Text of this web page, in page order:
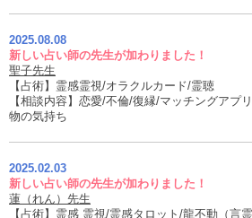
2025.08.08
新しい占い師の先生が加わりました！
聖子先生
【占術】霊感霊視/オラクルカード/霊聴
【相談内容】恋愛/不倫/復縁/マッチングアプ
物の気持ち
2025.02.03
新しい占い師の先生が加わりました！
蓮（れん）先生
【占術】霊感 霊視/霊感タロット/龍不動（言霊